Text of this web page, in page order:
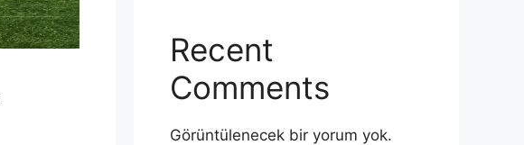
Recent
Comments
Görüntülenecek bir yorum yok.